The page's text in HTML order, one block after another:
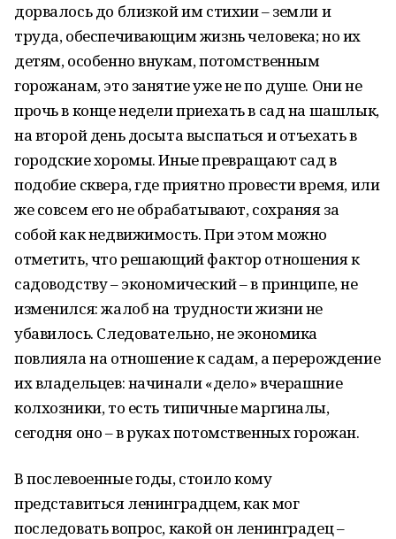
дорвалось до близкой им стихии – земли и
труда, обеспечивающим жизнь человека; но их
детям, особенно внукам, потомственным
горожанам, это занятие уже не по душе. Они не
прочь в конце недели приехать в сад на шашлык,
на второй день досыта выспаться и отъехать в
городские хоромы. Иные превращают сад в
подобие сквера, где приятно провести время, или
же совсем его не обрабатывают, сохраняя за
собой как недвижимость. При этом можно
отметить, что решающий фактор отношения к
садоводству – экономический – в принципе, не
изменился: жалоб на трудности жизни не
убавилось. Следовательно, не экономика
повлияла на отношение к садам, а перерождение
их владельцев: начинали «дело» вчерашние
колхозники, то есть типичные маргиналы,
сегодня оно – в руках потомственных горожан.
В послевоенные годы, стоило кому
представиться ленинградцем, как мог
последовать вопрос, какой он ленинградец –